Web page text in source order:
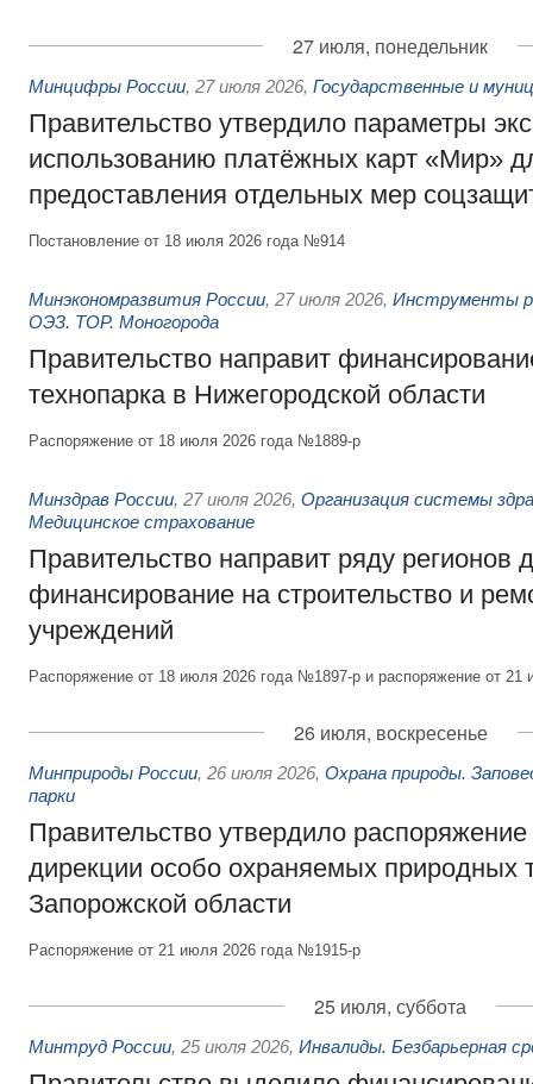
27 июля, понедельник
Минцифры России, 27 июля 2026, Государственные и
Правительство утвердило параметры
использованию платёжных карт «Мир»
предоставления отдельных мер
Постановление от 18 июля 2026 года №914
Минэкономразвития России, 27 июля 2026, Инструменты
ОЭЗ. ТОР. Моногорода
Правительство направит
технопарка в Нижегородской области
Распоряжение от 18 июля 2026 года №1889-р
Минздрав России, 27 июля 2026, Организация системы
Медицинское страхование
Правительство направит ряду регионов
финансирование на строительство и
учреждений
Распоряжение от 18 июля 2026 года №1897-р и распоряжение от
26 июля, воскресенье
Минприроды России, 26 июля 2026, Охрана природы.
парки
Правительство утвердило
дирекции особо охраняемых природных
Запорожской области
Распоряжение от 21 июля 2026 года №1915-р
25 июля, суббота
Минтруд России, 25 июля 2026, Инвалиды. Безбарьерная